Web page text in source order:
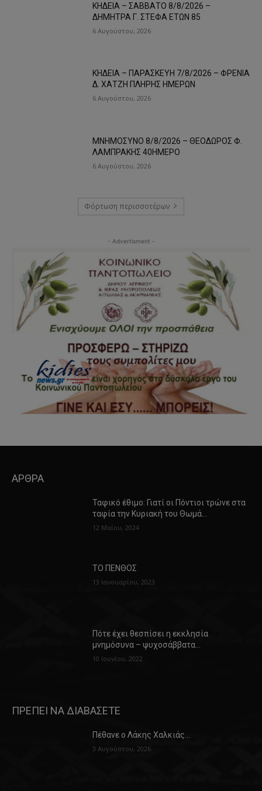
ΚΗΔΕΙΑ – ΣΑΒΒΑΤΟ 8/8/2026 –
ΔΗΜΗΤΡΑ Γ. ΣΤΕΦΑ ΕΤΩΝ 85
6 Αυγούστου, 2026
ΚΗΔΕΙΑ – ΠΑΡΑΣΚΕΥΗ 7/8/2026 – ΦΡΕΝΙΑ
Δ. ΧΑΤΖΗ ΠΛΗΡΗΣ ΗΜΕΡΩΝ
6 Αυγούστου, 2026
ΜΝΗΜΟΣΥΝΟ 8/8/2026 – ΘΕΟΔΩΡΟΣ Φ.
ΛΑΜΠΡΑΚΗΣ 40ΗΜΕΡΟ
6 Αυγούστου, 2026
Φόρτωση περισσοτέρων
- Advertisment -
ΑΡΘΡΑ
Ταφικό έθιμο: Γιατί οι Πόντιοι τρώνε στα
ταφία την Κυριακή του Θωμά…
12 Μαΐου, 2024
ΤΟ ΠΕΝΘΟΣ
13 Ιανουαρίου, 2023
Πότε έχει θεσπίσει η εκκλησία
μνημόσυνα – ψυχοσάββατα…
10 Ιουνίου, 2022
ΠΡΕΠΕΙ ΝΑ ΔΙΑΒΑΣΕΤΕ
Πέθανε ο Λάκης Χαλκιάς…
3 Αυγούστου, 2026